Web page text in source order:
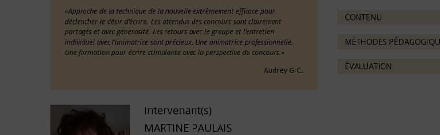
«Approche de la technique de la nouvelle extrêmement efficace pour
déclencher le désir d’écrire. Les attendus des concours sont clairement
partagés et avec générosité. Les retours avec le groupe et l’entretien
individuel avec l’animatrice sont précieux. Une animatrice professionnelle.
Une formation pour écrire stimulante avec la perspective du concours.»
Audrey G-C.
Intervenant(s)
MARTINE PAULAIS
CONTENU
MÉTHODES
ÉVALUATION